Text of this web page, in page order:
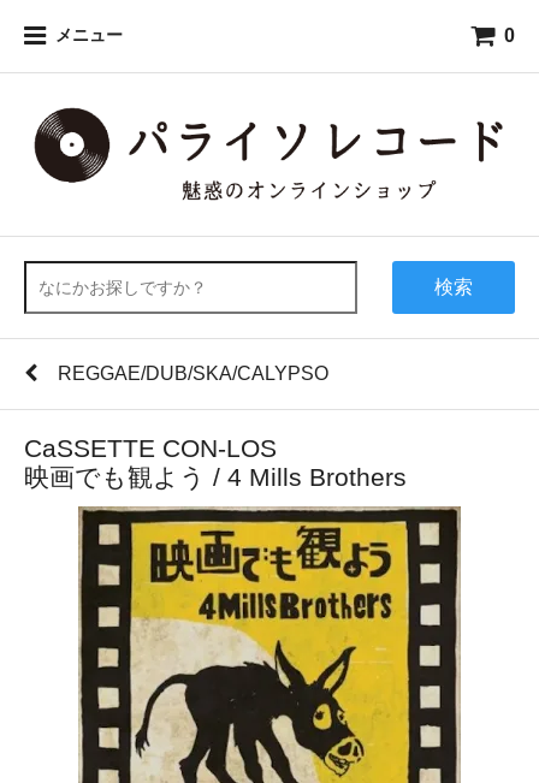
メニュー 0
検索
REGGAE/DUB/SKA/CALYPSO
CaSSETTE CON-LOS
映画でも観よう / 4 Mills Brothers